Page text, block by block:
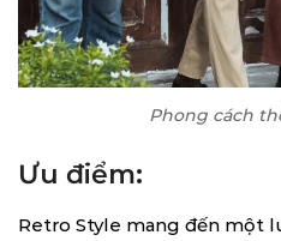
Phong cách
Ưu điểm:
Retro Style mang đến một